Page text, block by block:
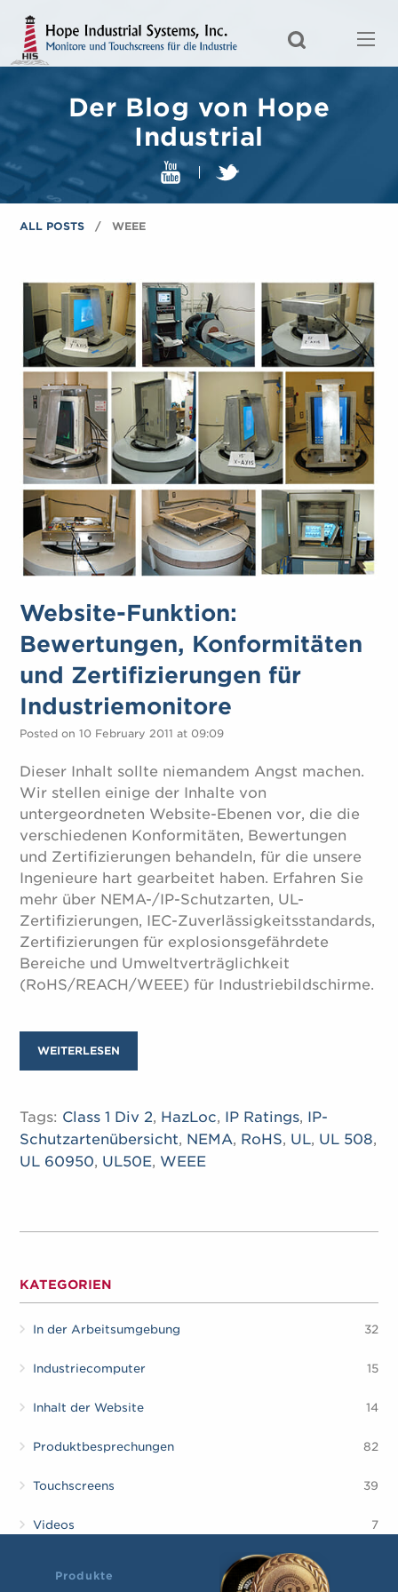
Der Blog von Hope
Industrial
ALL POSTS WEEE
Website-Funktion:
Bewertungen, Konformitäten
und Zertifizierungen für
Industriemonitore
Posted on 10 February 2011 at 09:09
Dieser Inhalt sollte niemandem Angst machen.
Wir stellen einige der Inhalte von
untergeordneten Website-Ebenen vor, die die
verschiedenen Konformitäten, Bewertungen
und Zertifizierungen behandeln, für die unsere
Ingenieure hart gearbeitet haben. Erfahren Sie
mehr über NEMA-/IP-Schutzarten, UL-
Zertifizierungen, IEC-Zuverlässigkeitsstandards,
Zertifizierungen für explosionsgefährdete
Bereiche und Umweltverträglichkeit
(RoHS/REACH/WEEE) für Industriebildschirme.
WEITERLESEN
Tags: Class 1 Div 2, HazLoc, IP Ratings, IP-
Schutzartenübersicht, NEMA, RoHS, UL, UL 508,
UL 60950, UL50E, WEEE
KATEGORIEN
In der Arbeitsumgebung 32
Industriecomputer 15
Inhalt der Website 14
Produktbesprechungen 82
Touchscreens 39
Videos 7
Produkte